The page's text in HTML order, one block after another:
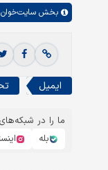
بخش
ایمیل
ما را در
بله